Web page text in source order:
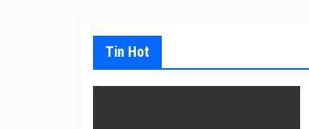
Tin Hot